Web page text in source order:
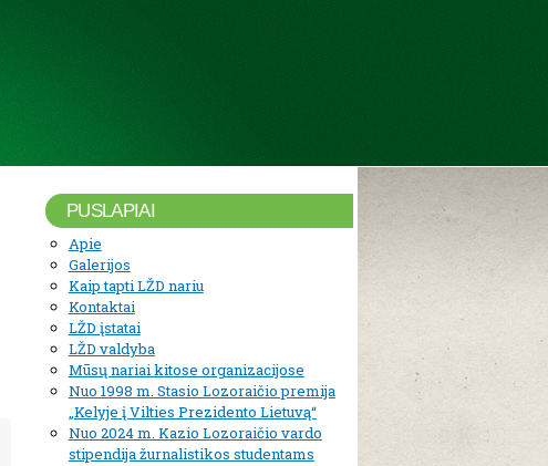
PUSLAPIAI
Apie
Galerijos
Kaip tapti LŽD nariu
Kontaktai
LŽD įstatai
LŽD valdyba
Mūsų nariai kitose organizacijose
Nuo 1998 m. Stasio Lozoraičio premija
„Kelyje į Vilties Prezidento Lietuvą“
Nuo 2024 m. Kazio Lozoraičio vardo
stipendija žurnalistikos studentams